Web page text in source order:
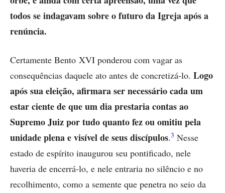
todos se indagavam sobre o futuro da Igreja após a
renúncia.
Certamente Bento XVI ponderou com vagar as
consequências daquele ato antes de concretizá-lo. Logo
após sua eleição, afirmara ser necessário cada um
estar ciente de que um dia prestaria contas ao
Supremo Juiz por tudo quanto fez ou omitiu pela
unidade plena e visível de seus discípulos.3 Nesse
estado de espírito inaugurou seu pontificado, nele
haveria de encerrá-lo, e nele entraria no silêncio e no
recolhimento, como a semente que penetra no seio da